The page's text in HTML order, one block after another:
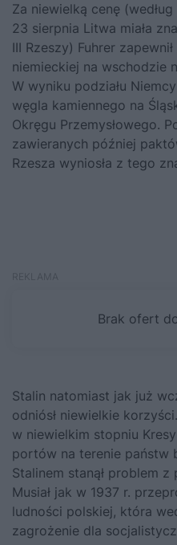
Za niewielką cenę
23 sierpnia Litwa miała
III Rzeszy) Fuhrer
niemieckiej na wschodzie
W wyniku podziału
węgla kamiennego na
Okręgu Przemysłowego.
zawieranych później
Rzesza wyniosła z tego
Stalin natomiast jak już
odniósł niewielkie
w niewielkim stopniu
portów na terenie państw
Stalinem stanął problem
Musiał jak w 1937 r.
ludności polskiej, która
zagrożenie dla